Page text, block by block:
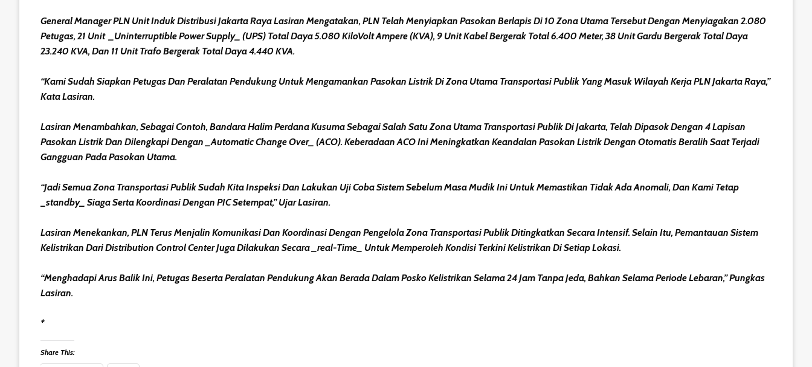
General Manager PLN Unit Induk Distribusi Jakarta Raya Lasiran Mengatakan, PLN Telah Menyiapkan Pasokan Berlapis Di 10 Zona Utama Tersebut Dengan Menyiagakan 2.080
Petugas, 21 Unit _Uninterruptible Power Supply_ (UPS) Total Daya 5.080 KiloVolt Ampere (kVA), 9 Unit Kabel Bergerak Total 6.400 Meter, 38 Unit Gardu Bergerak Total Daya
23.240 KVA, Dan 11 Unit Trafo Bergerak Total Daya 4.440 KVA.
“Kami Sudah Siapkan Petugas Dan Peralatan Pendukung Untuk Mengamankan Pasokan Listrik Di Zona Utama Transportasi Publik Yang Masuk Wilayah Kerja PLN Jakarta Raya,”
Kata Lasiran.
Lasiran Menambahkan, Sebagai Contoh, Bandara Halim Perdana Kusuma Sebagai Salah Satu Zona Utama Transportasi Publik Di Jakarta, Telah Dipasok Dengan 4 Lapisan
Pasokan Listrik Dan Dilengkapi Dengan _Automatic Change Over_ (ACO). Keberadaan ACO Ini Meningkatkan Keandalan Pasokan Listrik Dengan Otomatis Beralih Saat Terjadi
Gangguan Pada Pasokan Utama.
“Jadi Semua Zona Transportasi Publik Sudah Kita Inspeksi Dan Lakukan Uji Coba Sistem Sebelum Masa Mudik Ini Untuk Memastikan Tidak Ada Anomali, Dan Kami Tetap
_standby_ Siaga Serta Koordinasi Dengan PIC Setempat,” Ujar Lasiran.
Lasiran Menekankan, PLN Terus Menjalin Komunikasi Dan Koordinasi Dengan Pengelola Zona Transportasi Publik Ditingkatkan Secara Intensif. Selain Itu, Pemantauan Sistem
Kelistrikan Dari Distribution Control Center Juga Dilakukan Secara _real-Time_ Untuk Memperoleh Kondisi Terkini Kelistrikan Di Setiap Lokasi.
“Menghadapi Arus Balik Ini, Petugas Beserta Peralatan Pendukung Akan Berada Dalam Posko Kelistrikan Selama 24 Jam Tanpa Jeda, Bahkan Selama Periode Lebaran,” Pungkas
Lasiran.
*
Share This: